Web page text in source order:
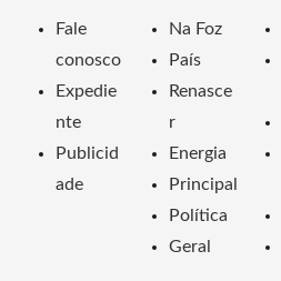
Fale
conosco
Expedie
nte
Publicid
ade
Na Foz
País
Renasce
r
Energia
Principal
Política
Geral